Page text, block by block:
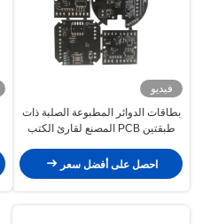
فيديو
بطاقات الدوائر المطبوعة الصلبة ذات
طبقتين PCB المصنع لقارئ الكتب
احصل على أفضل سعر